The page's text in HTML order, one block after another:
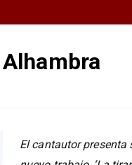
El cantautor presenta